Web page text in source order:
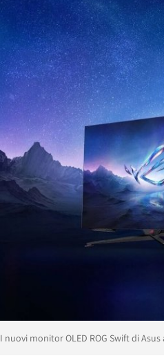
I nuovi monitor OLED ROG Swift di Asus